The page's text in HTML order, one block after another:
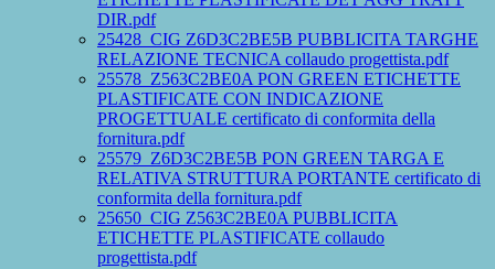
DIR.pdf
25428_CIG Z6D3C2BE5B PUBBLICITA TARGHE
RELAZIONE TECNICA collaudo progettista.pdf
25578_Z563C2BE0A PON GREEN ETICHETTE
PLASTIFICATE CON INDICAZIONE
PROGETTUALE certificato di conformita della
fornitura.pdf
25579_Z6D3C2BE5B PON GREEN TARGA E
RELATIVA STRUTTURA PORTANTE certificato di
conformita della fornitura.pdf
25650_CIG Z563C2BE0A PUBBLICITA
ETICHETTE PLASTIFICATE collaudo
progettista.pdf